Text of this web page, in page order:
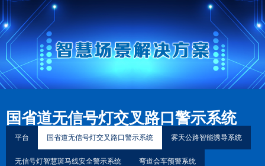
国省道无信号灯交叉路口警示系统
平台 国省道无信号灯交叉路口警示系统 雾天公路智能诱导系统
无信号灯智慧斑马线安全警示系统 弯道会车预警系统